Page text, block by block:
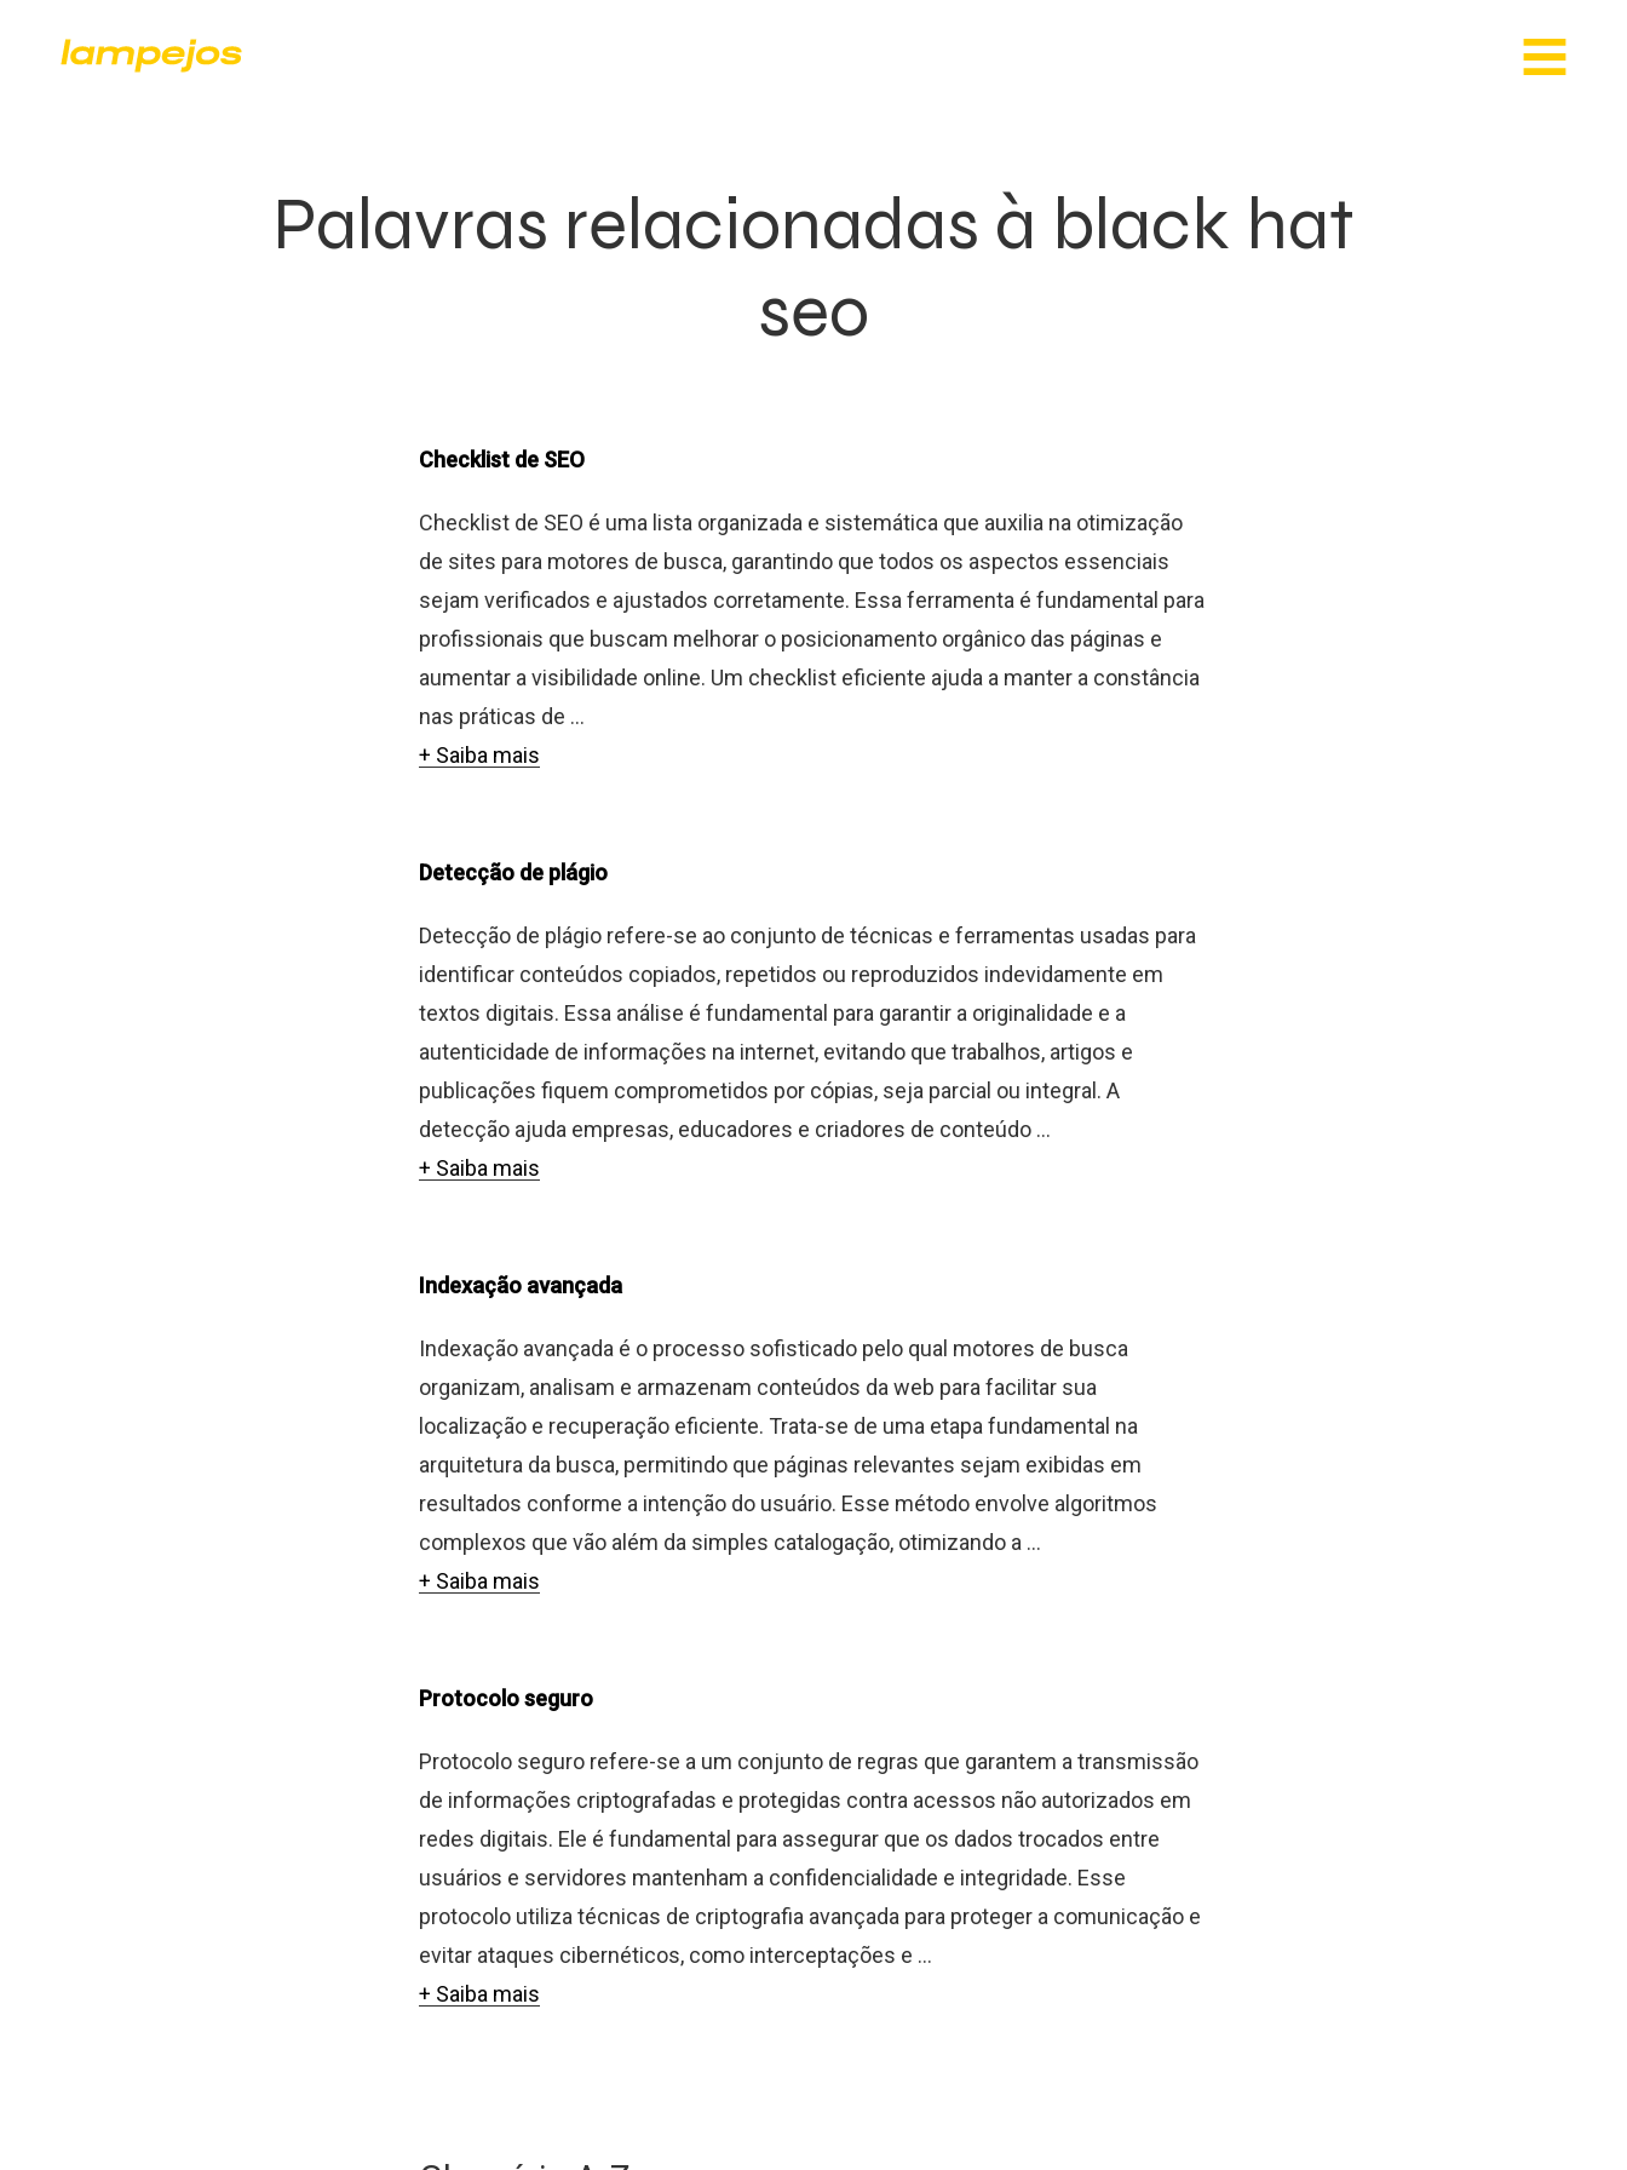
Palavras relacionadas à black hat
seo
Checklist de SEO
Checklist de SEO é uma lista organizada e sistemática que auxilia na otimização
de sites para motores de busca, garantindo que todos os aspectos essenciais
sejam verificados e ajustados corretamente. Essa ferramenta é fundamental para
profissionais que buscam melhorar o posicionamento orgânico das páginas e
aumentar a visibilidade online. Um checklist eficiente ajuda a manter a constância
nas práticas de ...
+ Saiba mais
Detecção de plágio
Detecção de plágio refere-se ao conjunto de técnicas e ferramentas usadas para
identificar conteúdos copiados, repetidos ou reproduzidos indevidamente em
textos digitais. Essa análise é fundamental para garantir a originalidade e a
autenticidade de informações na internet, evitando que trabalhos, artigos e
publicações fiquem comprometidos por cópias, seja parcial ou integral. A
detecção ajuda empresas, educadores e criadores de conteúdo ...
+ Saiba mais
Indexação avançada
Indexação avançada é o processo sofisticado pelo qual motores de busca
organizam, analisam e armazenam conteúdos da web para facilitar sua
localização e recuperação eficiente. Trata-se de uma etapa fundamental na
arquitetura da busca, permitindo que páginas relevantes sejam exibidas em
resultados conforme a intenção do usuário. Esse método envolve algoritmos
complexos que vão além da simples catalogação, otimizando a ...
+ Saiba mais
Protocolo seguro
Protocolo seguro refere-se a um conjunto de regras que garantem a transmissão
de informações criptografadas e protegidas contra acessos não autorizados em
redes digitais. Ele é fundamental para assegurar que os dados trocados entre
usuários e servidores mantenham a confidencialidade e integridade. Esse
protocolo utiliza técnicas de criptografia avançada para proteger a comunicação e
evitar ataques cibernéticos, como interceptações e ...
+ Saiba mais